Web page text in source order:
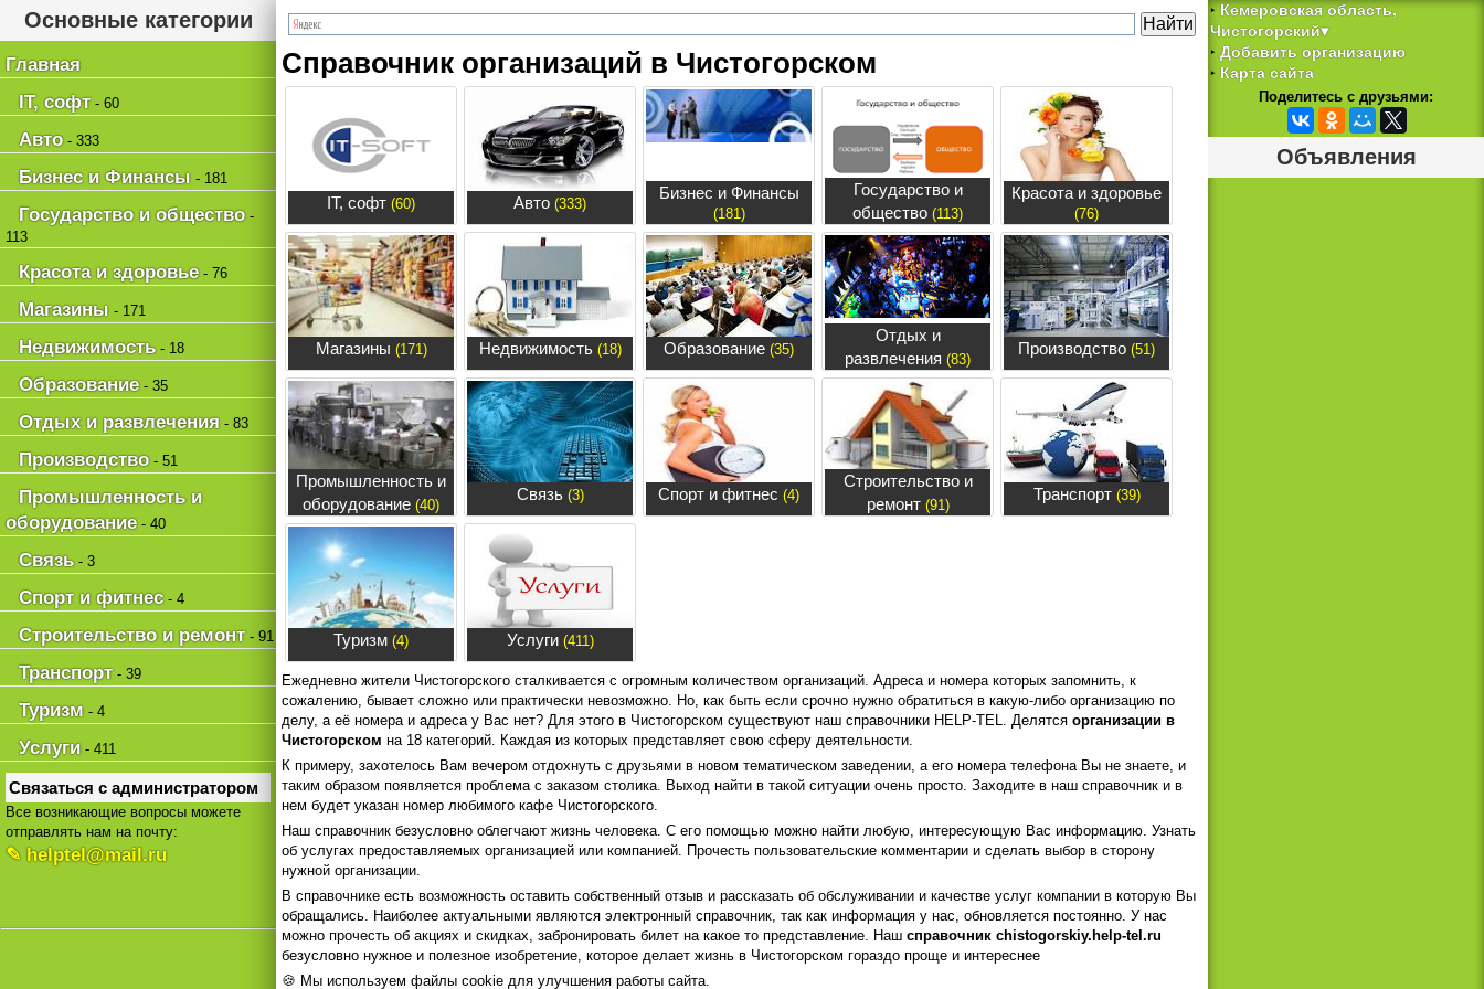
Основные категории
Главная
IT, софт- 60
Авто- 333
Бизнес и Финансы - 181
Государство и общество-
113
Красота и здоровье- 76
Магазины - 171
Недвижимость- 18
Образование- 35
Отдых и развлечения - 83
Производство- 51
Промышленность и
оборудование- 40
Связь- 3
Спорт и фитнес- 4
Строительство и ремонт- 91
Транспорт- 39
Туризм - 4
Услуги - 411
Связаться с администратором
Все возникающие вопросы можете
отправлять нам на почту:
✎ helptel@mail.ru
Справочник организаций в Чистогорском
IT, софт (60) Авто (333)
Бизнес и Финансы
(181)
Государство и
общество (113)
Красота и здоровье
(76)
Магазины (171) Недвижимость(18) Образование (35)
Отдых и
развлечения (83)
Производство (51)
Промышленность и
оборудование (40)
Связь(3) Спорт и фитнес (4)
Строительство и
ремонт(91)
Транспорт(39)
Туризм (4) Услуги(411)
Ежедневно жители Чистогорского сталкивается с огромным количеством организаций. Адреса и номера которых запомнить, к
сожалению, бывает сложно или практически невозможно. Но, как быть если срочно нужно обратиться в какую-либо организацию по
делу, а её номера и адреса у Вас нет? Для этого в Чистогорском существуют наш справочники HELP-TEL. Делятся организации в
Чистогорском на 18 категорий. Каждая из которых представляет свою сферу деятельности.
К примеру, захотелось Вам вечером отдохнуть с друзьями в новом тематическом заведении, а его номера телефона Вы не знаете, и
таким образом появляется проблема с заказом столика. Выход найти в такой ситуации очень просто. Заходите в наш справочник и в
нем будет указан номер любимого кафе Чистогорского.
Наш справочник безусловно облегчают жизнь человека. С его помощью можно найти любую, интересующую Вас информацию. Узнать
об услугах предоставляемых организацией или компанией. Прочесть пользовательские комментарии и сделать выбор в сторону
нужной организации.
В справочнике есть возможность оставить собственный отзыв и рассказать об обслуживании и качестве услуг компании в которую Вы
обращались. Наиболее актуальными являются электронный справочник, так как информация у нас, обновляется постоянно. У нас
можно прочесть об акциях и скидках, забронировать билет на какое то представление. Наш справочник chistogorskiy.help-tel.ru
безусловно нужное и полезное изобретение, которое делает жизнь в Чистогорском гораздо проще и интереснее
🍪 Мы используем файлы cookie для улучшения работы сайта.
‣ Кемеровская область,
Чистогорский▾
‣ Добавить организацию
‣ Карта сайта
Поделитесь с друзьями:
Объявления